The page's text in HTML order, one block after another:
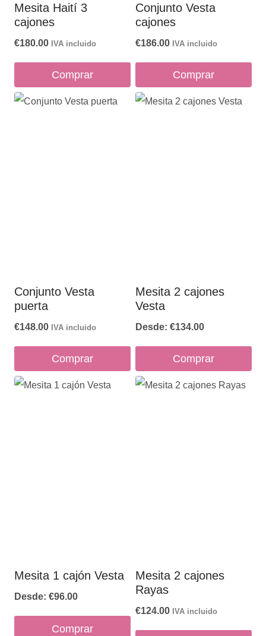
Mesita Haití 3
cajones
€180.00 IVA incluido
Comprar
Conjunto Vesta
cajones
€186.00 IVA incluido
Comprar
Conjunto Vesta
puerta
€148.00 IVA incluido
Comprar
Mesita 2 cajones
Vesta
Desde: €134.00
Comprar
Este
en
la
página
Mesita 1 cajón Vesta
Desde: €96.00
Comprar
Mesita 2 cajones
Rayas
€124.00 IVA incluido